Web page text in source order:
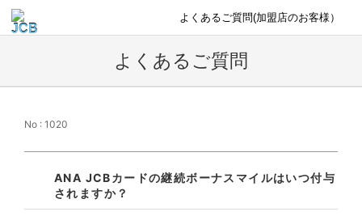
よくあるご質問(加盟店のお客様）
よくあるご質問
No : 1020
ANA JCBカードの継続ボーナスマイルはいつ付与
されますか？